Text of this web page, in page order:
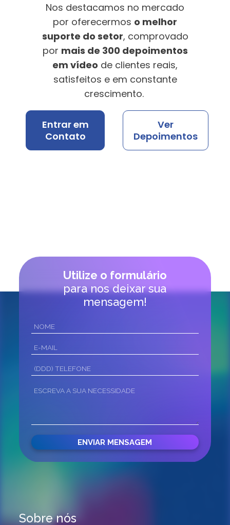
Nos destacamos no mercado
por oferecermos o melhor
suporte do setor, comprovado
por mais de 300 depoimentos
em vídeo de clientes reais,
satisfeitos e em constante
crescimento.
Entrar em
Contato
Ver
Depoimentos
Utilize o formulário
para nos deixar sua
mensagem!
Sobre nós